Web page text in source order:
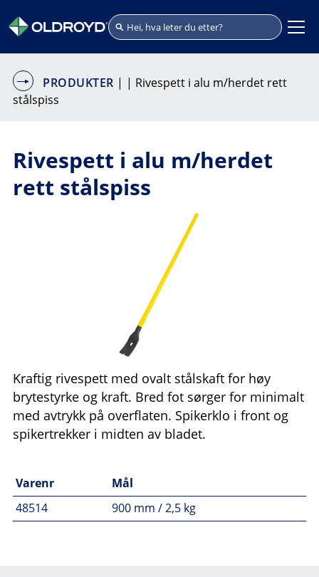
PRODUKTER | | Rivespett i alu m/herdet rett
stålspiss
Rivespett i alu m/herdet
rett stålspiss
Kraftig rivespett med ovalt stålskaft for høy
brytestyrke og kraft. Bred fot sørger for minimalt
med avtrykk på overflaten. Spikerklo i front og
spikertrekker i midten av bladet.
Varenr
Mål
48514
900 mm / 2,5 kg